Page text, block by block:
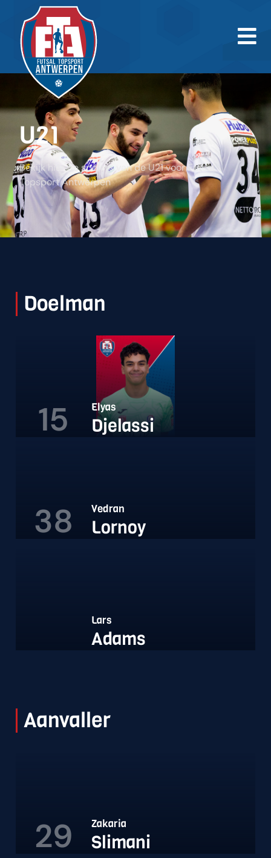
U21
Bekijk hier de spelers van de U21 voor Futsal
Topsport Antwerpen
Doelman
15 Elyas
Djelassi
38 Vedran
Lornoy
Lars
Adams
Aanvaller
29 Zakaria
Slimani